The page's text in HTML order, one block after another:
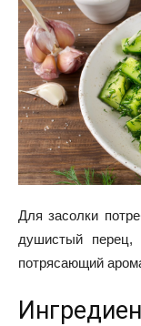
Для засолки
душистый перец,
потрясающий